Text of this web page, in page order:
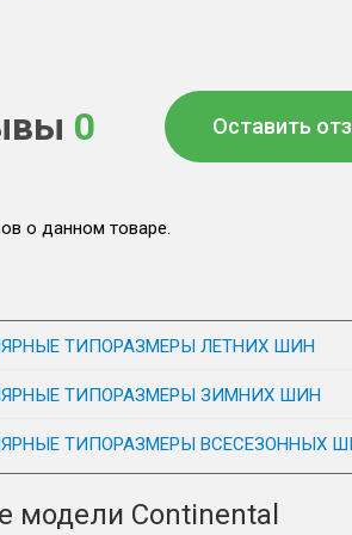
0 Оставить
о данном товаре.
ТИПОРАЗМЕРЫ ЛЕТНИХ ШИН
ТИПОРАЗМЕРЫ ЗИМНИХ ШИН
ТИПОРАЗМЕРЫ ВСЕСЕЗОННЫХ
модели Continental